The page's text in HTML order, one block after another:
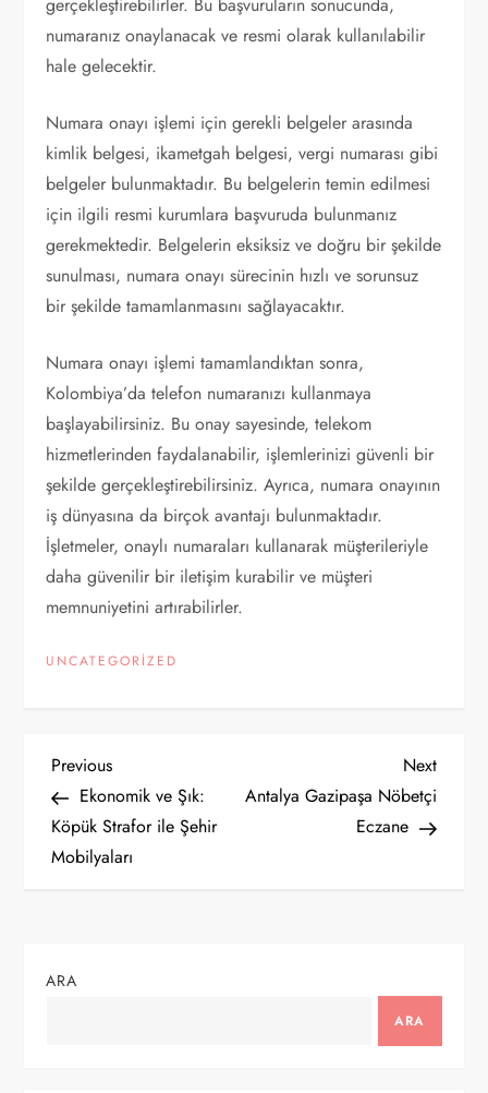
gerçekleştirebilirler. Bu başvuruların sonucunda,
numaranız onaylanacak ve resmi olarak kullanılabilir
hale gelecektir.
Numara onayı işlemi için gerekli belgeler arasında
kimlik belgesi, ikametgah belgesi, vergi numarası gibi
belgeler bulunmaktadır. Bu belgelerin temin edilmesi
için ilgili resmi kurumlara başvuruda bulunmanız
gerekmektedir. Belgelerin eksiksiz ve doğru bir şekilde
sunulması, numara onayı sürecinin hızlı ve sorunsuz
bir şekilde tamamlanmasını sağlayacaktır.
Numara onayı işlemi tamamlandıktan sonra,
Kolombiya’da telefon numaranızı kullanmaya
başlayabilirsiniz. Bu onay sayesinde, telekom
hizmetlerinden faydalanabilir, işlemlerinizi güvenli bir
şekilde gerçekleştirebilirsiniz. Ayrıca, numara onayının
iş dünyasına da birçok avantajı bulunmaktadır.
İşletmeler, onaylı numaraları kullanarak müşterileriyle
daha güvenilir bir iletişim kurabilir ve müşteri
memnuniyetini artırabilirler.
UNCATEGORIZED
Y
a
z
g
Previous
Post
Previous
Ekonomik ve Şık:
Köpük Strafor ile Şehir
Mobilyaları
Next
Post
Next
Antalya Gazipaşa Nöbetçi
Eczane
ARA
ARA